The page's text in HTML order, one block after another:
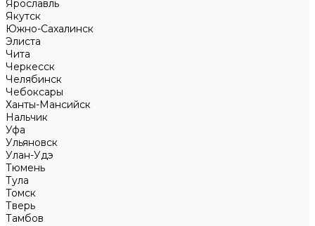
Ярославль
Якутск
Южно-Сахалинск
Элиста
Чита
Черкесск
Челябинск
Чебоксары
Ханты-Мансийск
Нальчик
Уфа
Ульяновск
Улан-Удэ
Тюмень
Тула
Томск
Тверь
Тамбов